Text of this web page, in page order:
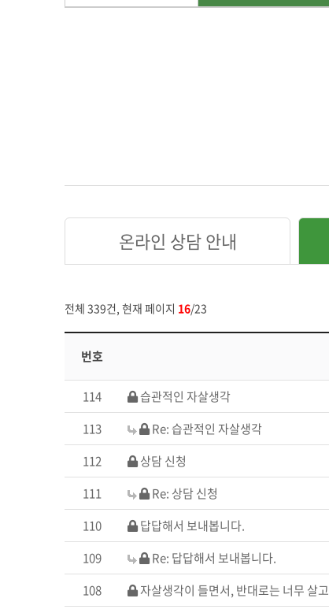
온라인 상담 안내
전체 339건, 현재 페이지 16/23
번호
114 습관적인 자살생각
113
Re: 습관적인 자살생각
112
상담 신청
111
Re: 상담 신청
110
답답해서 보내봅니다.
109
Re: 답답해서 보내봅니다.
108
자살생각이 들면서, 반대로는 너무 살